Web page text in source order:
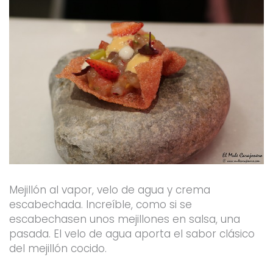
Mejillón al vapor, velo de agua y crema
escabechada. Increíble, como si se
escabechasen unos mejillones en salsa, una
pasada. El velo de agua aporta el sabor clásico
del mejillón cocido.